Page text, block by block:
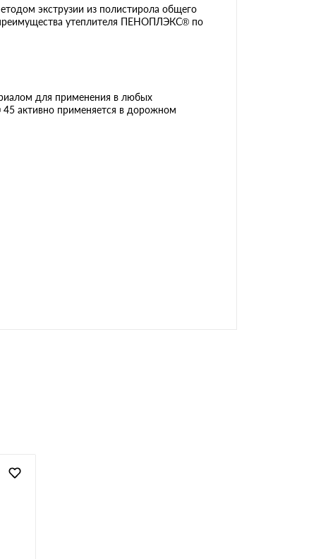
экструзии из полистирола общего
преимущества утеплителя ПЕНОПЛЭКС® по
для применения в любых
активно применяется в дорожном